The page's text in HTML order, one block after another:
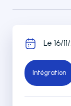
Le 16/
Intégration